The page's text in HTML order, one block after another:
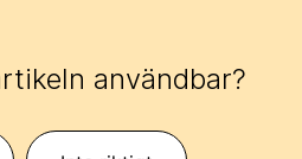
användbar?